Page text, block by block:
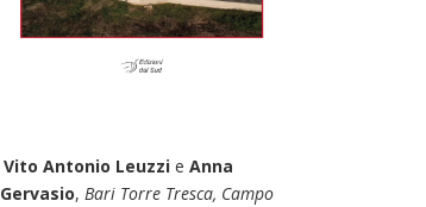
Vito Antonio Leuzzie Anna
Gervasio, Bari Torre Tresca, Campo